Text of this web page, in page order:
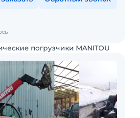
погрузчики MANITOU